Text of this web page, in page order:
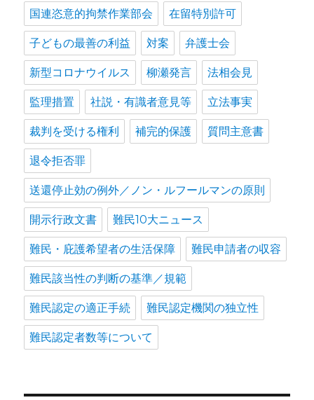
国連恣意的拘禁作業部会 在留特別許可
子どもの最善の利益 対案 弁護士会
新型コロナウイルス 柳瀬発言 法相会見
監理措置 社説・有識者意見等 立法事実
裁判を受ける権利 補完的保護 質問主意書
退令拒否罪
送還停止効の例外／ノン・ルフールマンの原則
開示行政文書 難民10大ニュース
難民・庇護希望者の生活保障 難民申請者の収容
難民該当性の判断の基準／規範
難民認定の適正手続 難民認定機関の独立性
難民認定者数等について